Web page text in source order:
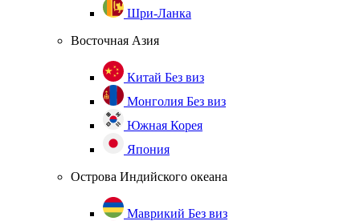
Шри-Ланка
Восточная Азия
Китай Без виз
Монголия Без виз
Южная Корея
Япония
Острова Индийского океана
Маврикий Без виз